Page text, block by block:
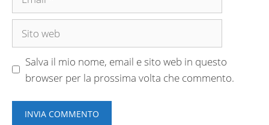
Sito
Salva il mio nome, email e sito web in questo
browser per la prossima volta che commento.